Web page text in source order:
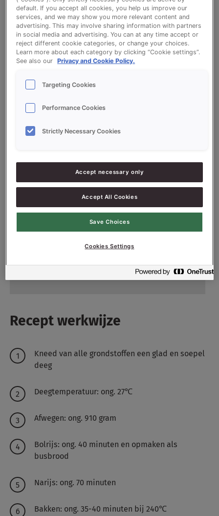
Bruin Busbrood (CREME SUPERSOFT BRUIN)
Bekijk het recept voor Bruin Busbrood (CREME
SUPERSOFT BRUIN)
Ingrediëntenlijst
5000 g - 50% Bloem
5000 g - 50% Volkorenmeel
Zout
Recept werkwijze
Kneed van alle grondstoffen een glad en soepel
deeg
Deegtemperatuur: ong. 27℃
Afwegen: ong. 910 gram
Bolrijs: ong. 40 minuten en opmaken als
busbrood
Narijs: ong. 70 minuten
Bakken: ong. 35-40 minuten bij 240℃
default. If you accept all cookies, you help us improve our
services, and we may show you more relevant content and
advertising. This may involve sharing information with partners
in social media and advertising. You can at any time accept or
reject different cookie categories, or change your choices.
Learn more about each category by clicking “Cookie settings”.
See also our
Privacy and Cookie Policy.
Targeting Cookies
Performance Cookies
Strictly Necessary Cookies
Accept necessary only
Accept All Cookies
Save Choices
Cookies Settings